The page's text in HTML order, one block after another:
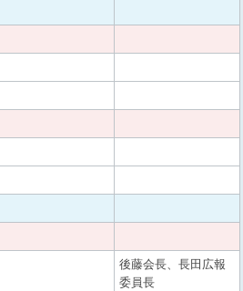
後藤会長、長田広報
委員長